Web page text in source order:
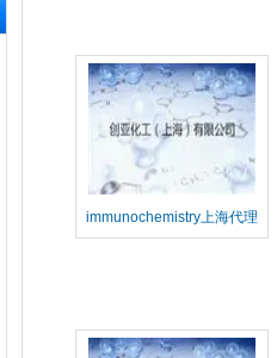
immunochemistry上海代理